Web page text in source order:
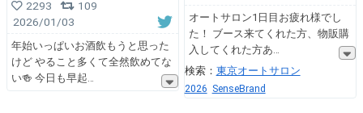
2293
109
2026/01/03
年始いっぱいお酒飲もうと思った
けど やること多くて全然飲めてな
い🍻 今日も早起
オートサロン1日目お疲れ様でし
た！ ブース来てくれた方、物販購
入してくれた方あ
検索： 東京オートサロン
2026 SenseBrand